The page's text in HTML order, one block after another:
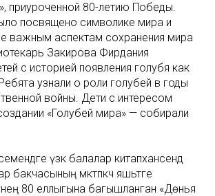
приуроченной 80-летию Победы.
посвящено символике мира и
важным аспектам сохранения мира
Закирова Фирдания
с историей появления голубя как
узнали о роли голубей в годы
войны. Дети с интересом
«Голубей мира» — собирали
үзәк балалар китапханәсендә
бакчасының мәктәпкәчә яшьтәге
80 еллыгына багышланган «Дөнья